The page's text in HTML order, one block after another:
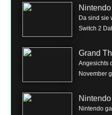
Da sind sie
Switch 2
Grand
Angesichts
November
Nintendo